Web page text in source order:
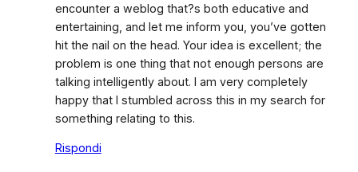
encounter a weblog that?s both educative and
entertaining, and let me inform you, you’ve gotten
hit the nail on the head. Your idea is excellent; the
problem is one thing that not enough persons are
talking intelligently about. I am very completely
happy that I stumbled across this in my search for
something relating to this.
Rispondi